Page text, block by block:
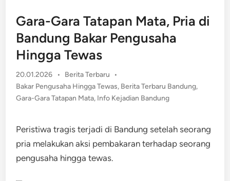
Gara-Gara Tatapan Mata, Pria di
Bandung Bakar Pengusaha
Hingga Tewas
20.01.2026 •
Posted
in
Berita Terbaru
•
Bakar Pengusaha Hingga Tewas, Berita Terbaru Bandung,
Gara-Gara Tatapan Mata, Info Kejadian Bandung
Peristiwa tragis terjadi di Bandung setelah seorang
pria melakukan aksi pembakaran terhadap seorang
pengusaha hingga tewas.